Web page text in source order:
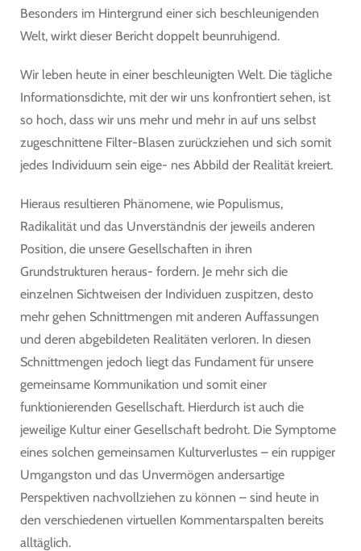
Besonders im Hintergrund einer sich beschleunigenden
Welt, wirkt dieser Bericht doppelt beunruhigend.
Wir leben heute in einer beschleunigten Welt. Die tägliche
Informationsdichte, mit der wir uns konfrontiert sehen, ist
so hoch, dass wir uns mehr und mehr in auf uns selbst
zugeschnittene Filter-Blasen zurückziehen und sich somit
jedes Individuum sein eige- nes Abbild der Realität kreiert.
Hieraus resultieren Phänomene, wie Populismus,
Radikalität und das Unverständnis der jeweils anderen
Position, die unsere Gesellschaften in ihren
Grundstrukturen heraus- fordern. Je mehr sich die
einzelnen Sichtweisen der Individuen zuspitzen, desto
mehr gehen Schnittmengen mit anderen Auffassungen
und deren abgebildeten Realitäten verloren. In diesen
Schnittmengen jedoch liegt das Fundament für unsere
gemeinsame Kommunikation und somit einer
funktionierenden Gesellschaft. Hierdurch ist auch die
jeweilige Kultur einer Gesellschaft bedroht. Die Symptome
eines solchen gemeinsamen Kulturverlustes – ein ruppiger
Umgangston und das Unvermögen andersartige
Perspektiven nachvollziehen zu können – sind heute in
den verschiedenen virtuellen Kommentarspalten bereits
alltäglich.